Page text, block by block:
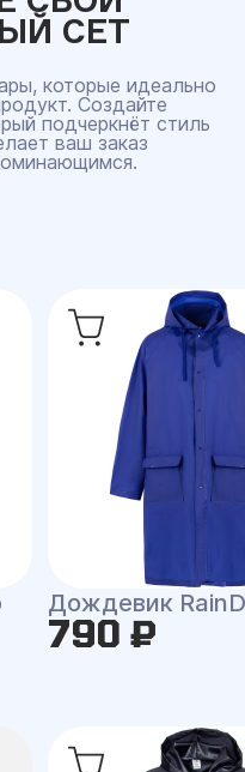
СЕТ
которые идеально
Создайте
подчеркнёт стиль
ваш заказ
Дождевик
790 ₽